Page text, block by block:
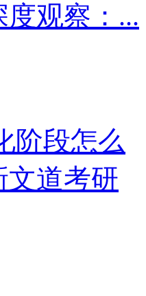
观察：...
阶段怎么
文道考研